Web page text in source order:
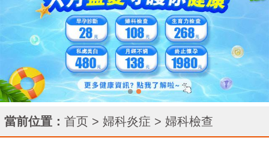
當前位置： 首页 > 婦科炎症 > 婦科檢查